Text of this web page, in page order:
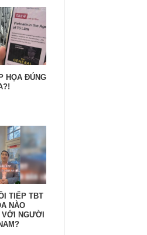
HỌA ĐÚNG
TIẾP TBT
NÀO
NGƯỜI